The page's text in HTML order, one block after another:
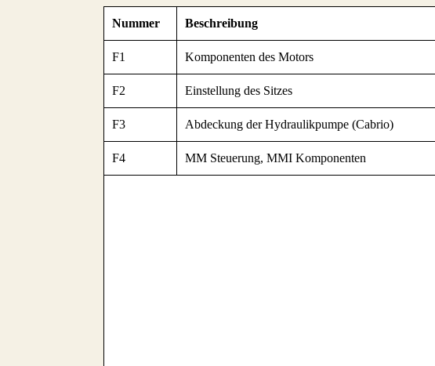
Nummer Beschreibung
F1 Komponenten des Motors
F2 Einstellung des Sitzes
F3 Abdeckung der Hydraulikpumpe (Cabrio)
F4 MM Steuerung, MMI Komponenten